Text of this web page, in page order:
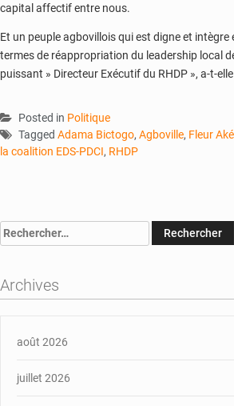
capital affectif entre nous.
Et un peuple agbovillois qui est digne et intègre
termes de réappropriation du leadership local
puissant » Directeur Exécutif du RHDP », a-t-
Posted in Politique
Tagged Adama Bictogo, Agboville, Fleur
la coalition EDS-PDCI, RHDP
Rechercher :
Archives
août 2026
juillet 2026